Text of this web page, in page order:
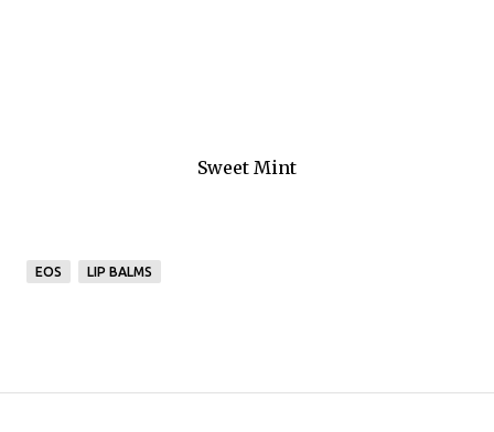
Sweet Mint
EOS LIP BALMS